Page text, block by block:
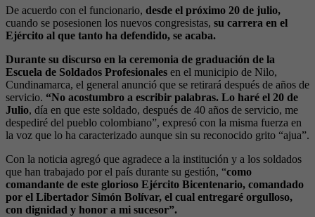
De acuerdo con el funcionario, desde el próximo 20 de julio,
cuando se posesionen los nuevos congresistas, su carrera en el
Ejército al que tanto ha defendido, se acaba.
Durante su discurso en la ceremonia de graduación de la
Escuela de Soldados Profesionales en el municipio de Nilo,
Cundinamarca, el general anunció que se retirará después de años de
servicio. “No acostumbro a escribir palabras. Lo haré el 20 de
Julio, día en que este soldado, después de 40 años de servicio, me
despediré del pueblo colombiano”, expresó con la misma fuerza en
la voz que lo ha caracterizado aunque sin su reconocido grito “ajua”.
Con la noticia agregó que agradece a la institución y a los soldados
que han trabajado por el país durante su gestión, “como
comandante de este glorioso Ejército Bicentenario, comandado
por el Libertador Simón Bolívar, el cual entregaré orgulloso,
con dignidad y honor a mi sucesor”.